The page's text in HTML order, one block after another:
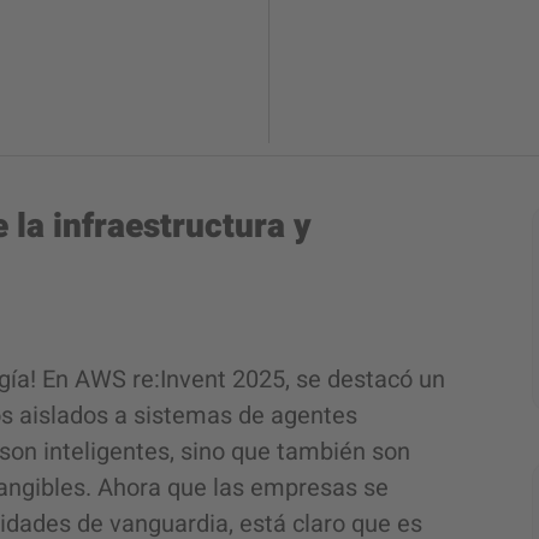
la infraestructura y
En AWS re:Invent 2025, se destacó un
aislados a sistemas de agentes
inteligentes, sino que también son
Ahora que las empresas se
de vanguardia, está claro que es